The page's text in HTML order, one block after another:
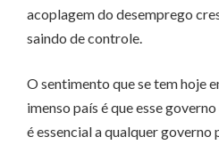
acoplagem do desemprego
saindo de controle.
O sentimento que se tem hoje
imenso país é que esse
é essencial a qualquer governo